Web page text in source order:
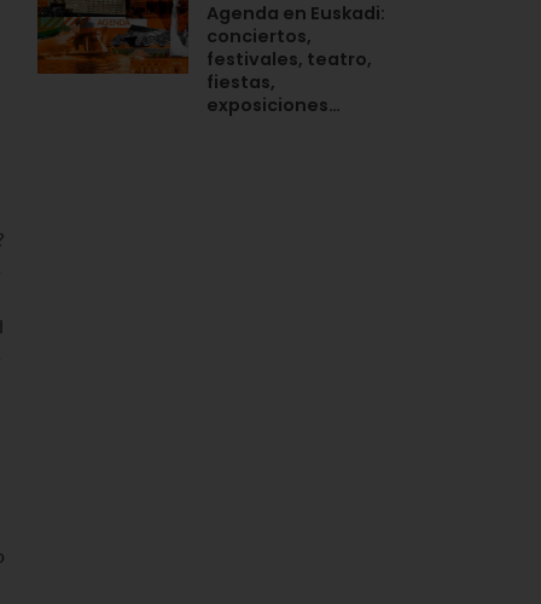
Agenda en Euskadi:
conciertos,
festivales, teatro,
fiestas,
exposiciones…